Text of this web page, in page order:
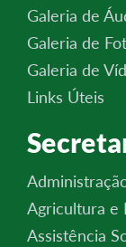
Galeria de
Galeria de
Galeria de
Links Úteis
Agricultura e
Assistência